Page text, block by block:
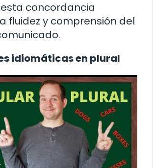
concordancia
fluidez y comprensión del
idiomáticas en plural